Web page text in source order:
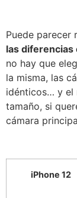
Puede parecer
las diferencias
no hay que
la misma, las
idénticos… y el
tamaño, si
cámara
iPhone 12